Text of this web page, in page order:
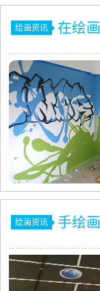
绘画资讯 在绘
绘画资讯 手绘